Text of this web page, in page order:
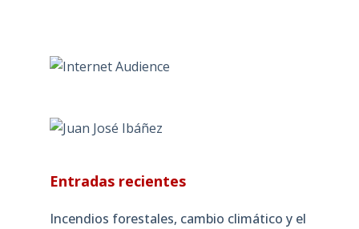
Entradas recientes
Incendios forestales, cambio climático y el